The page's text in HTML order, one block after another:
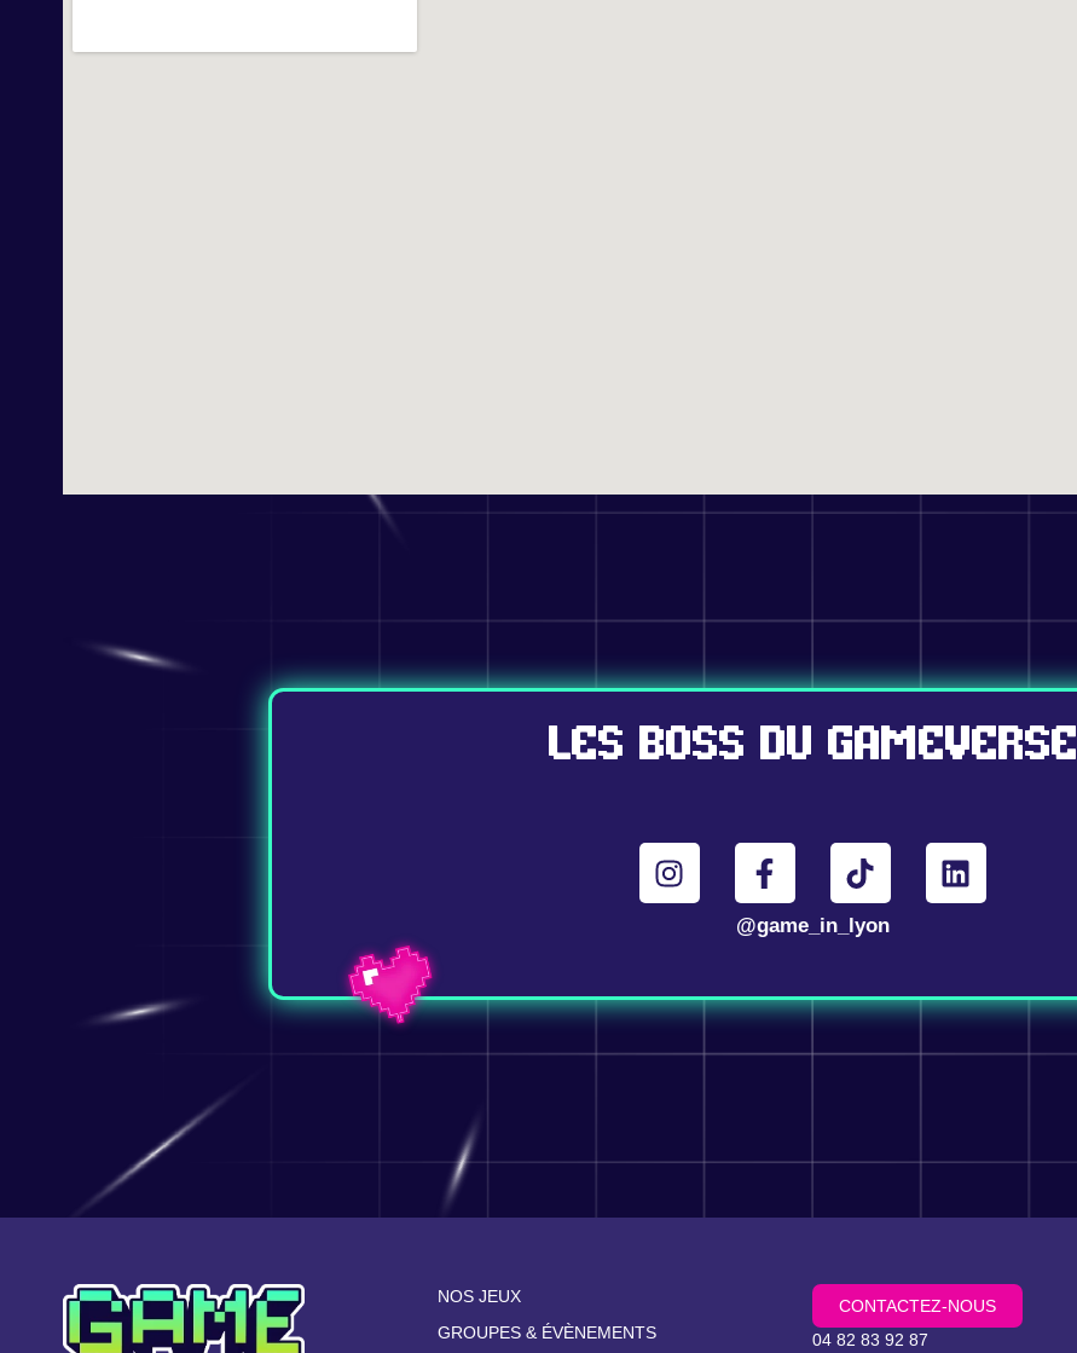
Les boss du Gameverse
@game_in_lyon
NOS JEUX
GROUPES & ÉVÈNEMENTS
CONTACTEZ-NOUS
04 82 83 92 87